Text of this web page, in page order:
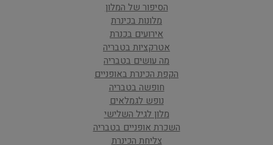
הסיפור של המלון
מלונות בכינרת
אירועים בכנרת
אטרקציות בטבריה
מה עושים בטבריה
הקפת הכינרת באופניים
חופשה בטבריה
נופש לגמלאים
מלון לגיל השלישי
השכרת אופניים בטבריה
צליחת הכינרת